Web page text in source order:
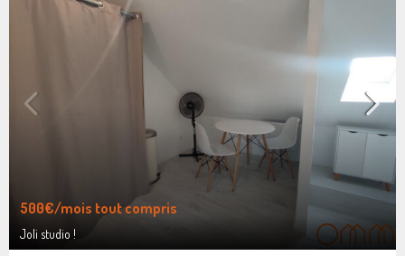
500€/mois tout compris
Joli studio !